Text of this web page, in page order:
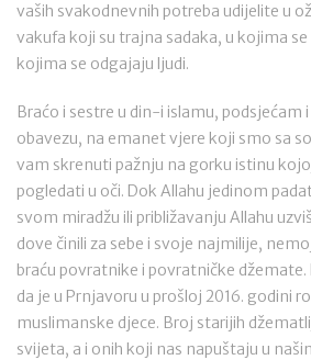
vaših svakodnevnih potreba udijelite u
vakufa koji su trajna sadaka, u kojima
kojima se odgajaju ljudi.
Braćo i sestre u din-i islamu, podsjećam
obavezu, na emanet vjere koji smo sa
vam skrenuti pažnju na gorku istinu
pogledati u oči. Dok Allahu jedinom
svom miradžu ili približavanju Allahu
dove činili za sebe i svoje najmilije,
braću povratnike i povratničke džemate.
da je u Prnjavoru u prošloj 2016. godini
muslimanske djece. Broj starijih
svijeta, a i onih koji nas napuštaju u